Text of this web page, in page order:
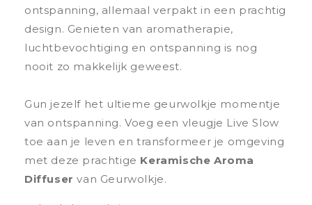
ontspanning, allemaal verpakt in een prachtig
design. Genieten van aromatherapie,
luchtbevochtiging en ontspanning is nog
nooit zo makkelijk geweest.
Gun jezelf het ultieme geurwolkje momentje
van ontspanning. Voeg een vleugje Live Slow
toe aan je leven en transformeer je omgeving
met deze prachtige Keramische Aroma
Diffuser van Geurwolkje.